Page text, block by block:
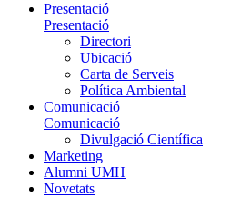
Presentació
Presentació
Directori
Ubicació
Carta de Serveis
Política Ambiental
Comunicació
Comunicació
Divulgació Científica
Marketing
Alumni UMH
Novetats